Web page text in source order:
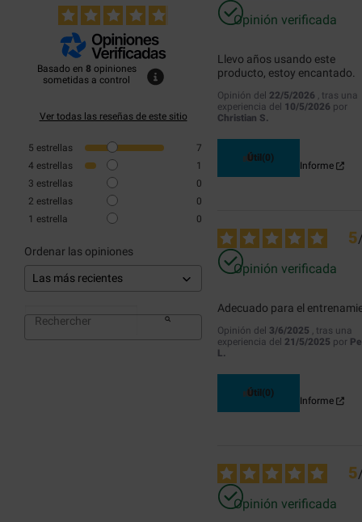
Basado en 8 opiniones
sometidas a control
Ver todas las reseñas de este sitio
5 estrellas
7
4 estrellas
1
3 estrellas
0
2 estrellas
0
1 estrella 0
Ordenar las opiniones
Opinión verificada
Llevo años usando este
producto, estoy encantado.
Opinión del 22/5/2026 , tras una
experiencia del 10/5/2026 por
Christian S.
Útil(0)
Informe
5
Opinión verificada
Adecuado para el
Opinión del 3/6/2025 , tras una
experiencia del 21/5/2025 por
L.
Útil(0)
Informe
5
Opinión verificada